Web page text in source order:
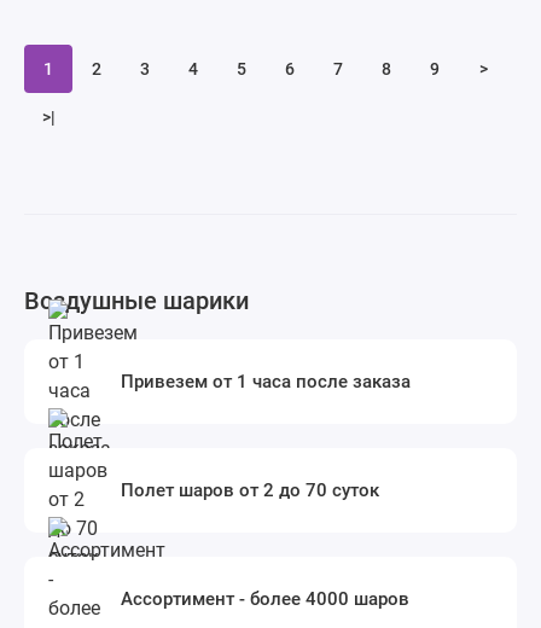
1 2 3 4 5 6 7 8 9 >
>|
Воздушные шарики
Привезем от 1 часа после заказа
Полет шаров от 2 до 70 суток
Ассортимент - более 4000 шаров